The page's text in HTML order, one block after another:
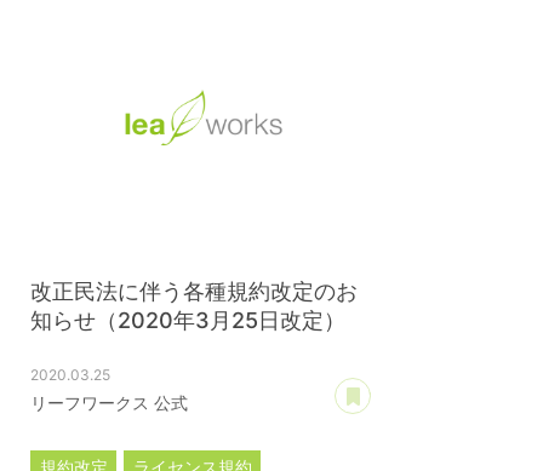
改正民法に伴う各種規約改定のお
知らせ（2020年3月25日改定）
2020.03.25
リーフワークス 公式
規約改定
ライセンス規約